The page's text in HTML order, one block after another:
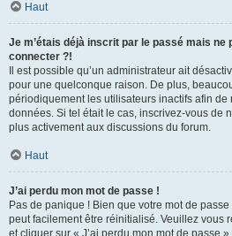
Haut
Je m’étais déjà inscrit par le passé mais ne
connecter ?!
Il est possible qu’un administrateur ait
pour une quelconque raison. De plus,
périodiquement les utilisateurs inactifs afin
données. Si tel était le cas, inscrivez-vous de
plus activement aux discussions du forum.
Haut
J’ai perdu mon mot de passe !
Pas de panique ! Bien que votre mot de
peut facilement être réinitialisé. Veuillez vous
et cliquer sur « J’ai perdu mon mot de passe